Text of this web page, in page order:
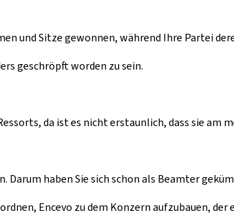
und Sitze gewonnen, während Ihre Partei
geschröpft worden zu sein.
da ist es nicht erstaunlich, dass sie
Darum haben Sie sich schon als Beamter
Encevo zu dem Konzern aufzubauen,